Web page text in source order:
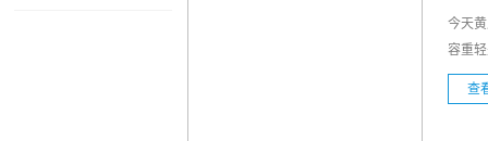
今天
容重
查